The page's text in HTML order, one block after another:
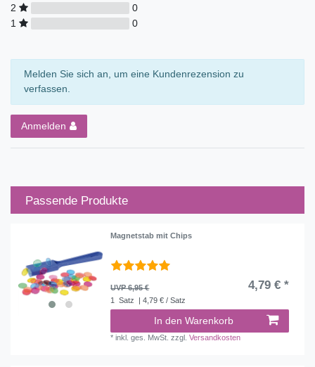
2
0
1
0
Melden Sie sich an, um eine Kundenrezension zu
verfassen.
Anmelden
Passende Produkte
Magnetstab mit Chips
UVP 6,95 € 4,79 € *
1 Satz | 4,79 € / Satz
In den Warenkorb
*inkl. ges. MwSt. zzgl.Versandkosten